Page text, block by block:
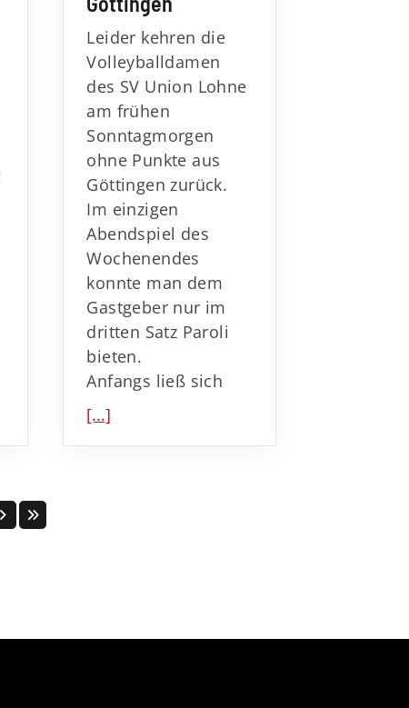
Leider kehren die
Volleyballdamen
des SV Union Lohne
am frühen
Sonntagmorgen
ohne Punkte aus
Göttingen zurück.
Im einzigen
Abendspiel des
Wochenendes
konnte man dem
Gastgeber nur im
dritten Satz Paroli
bieten.
Anfangs ließ sich
[...]